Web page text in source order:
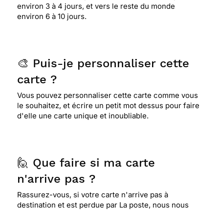
environ 3 à 4 jours, et vers le reste du monde
environ 6 à 10 jours.
🎨 Puis-je personnaliser cette
carte ?
Vous pouvez personnaliser cette carte comme vous
le souhaitez, et écrire un petit mot dessus pour faire
d'elle une carte unique et inoubliable.
🙋 Que faire si ma carte
n'arrive pas ?
Rassurez-vous, si votre carte n'arrive pas à
destination et est perdue par La poste, nous nous